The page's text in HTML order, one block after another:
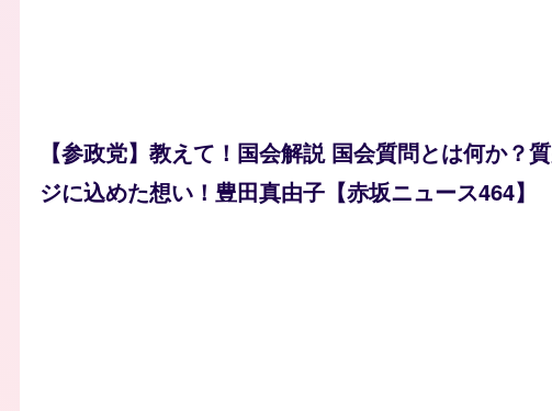
【参政党】教えて！国会解説 国会質問とは何か？
ジに込めた想い！豊田真由子【赤坂ニュース464】